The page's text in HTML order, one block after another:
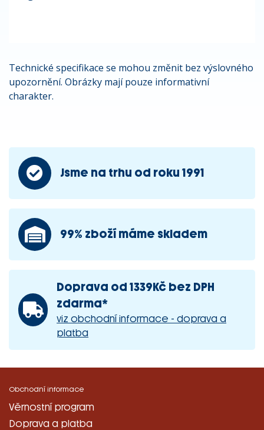
Technické specifikace se mohou změnit bez výslovného
upozornění. Obrázky mají pouze informativní
charakter.
Jsme na trhu od roku 1991
99% zboží máme skladem
Doprava od 1339Kč bez DPH
zdarma*
viz obchodní informace - doprava a
platba
Obchodní informace
Věrnostní program
Doprava a platba